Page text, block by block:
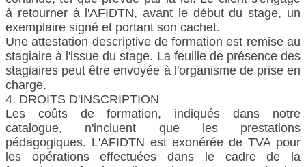
à retourner à l'AFIDTN, avant le début du stage, un
exemplaire signé et portant son cachet.
Une attestation descriptive de formation est remise au
stagiaire à l'issue du stage. La feuille de présence des
stagiaires peut être envoyée à l'organisme de prise en
charge.
4. DROITS D'INSCRIPTION
Les coûts de formation, indiqués dans notre
catalogue, n'incluent que les prestations
pédagogiques. L'AFIDTN est exonérée de TVA pour
les opérations effectuées dans le cadre de la